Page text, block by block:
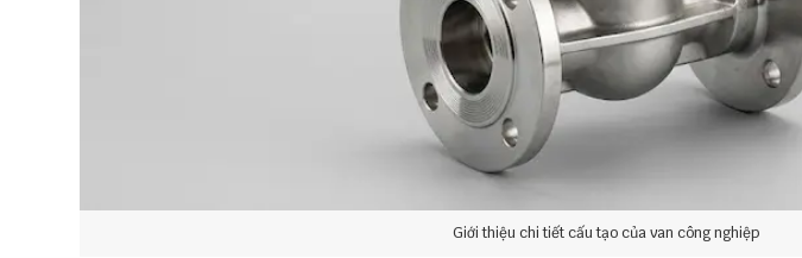
Giới thiệu chi tiết cấu tạo của van công nghiệp